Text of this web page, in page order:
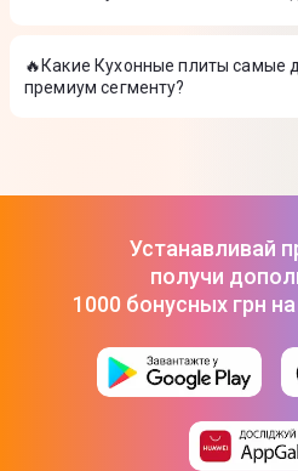
Плита комбинированная
Плита комбинированная
На сегодня самые дешевые
Плита газовая Grunhelm
Плита комбинированная Hansa
Плита комбинированная
🔥Какие Кухонные плиты самые
премиум сегменту?
Устанавливай
получи
1000 бонусных грн